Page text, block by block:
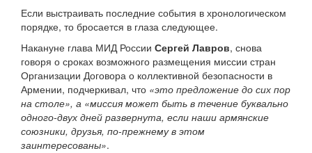
Если выстраивать последние события в хронологическом
порядке, то бросается в глаза следующее.
Накануне глава МИД России Сергей Лавров, снова
говоря о сроках возможного размещения миссии стран
Организации Договора о коллективной безопасности в
Армении, подчеркивал, что «это предложение до сих пор
на столе», а «миссия может быть в течение буквально
одного-двух дней развернута, если наши армянские
союзники, друзья, по-прежнему в этом
заинтересованы».